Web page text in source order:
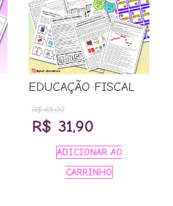
EDUCAÇÃO FISCAL
R$45,00
O
preço
original
R$ 31,90O
preço
atual
ADICIONAR AO
CARRINHO